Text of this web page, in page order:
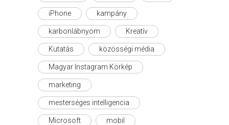
iPhone kampány
karbonlábnyom Kreatív
Kutatás közösségi média
Magyar Instagram Körkép
marketing
mesterséges intelligencia
Microsoft mobil